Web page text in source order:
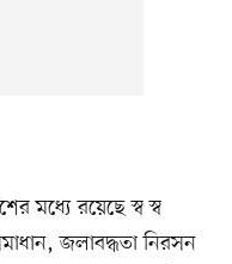
মধ্যে রয়েছে স্ব স্ব
জলাবদ্ধতা নিরসন